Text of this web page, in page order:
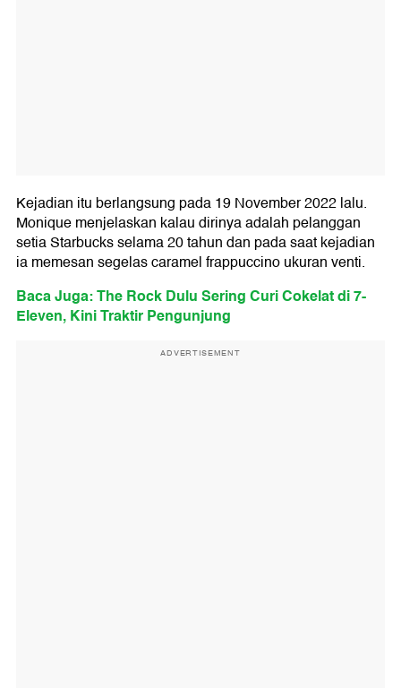
Kejadian itu berlangsung pada 19 November 2022 lalu.
Monique menjelaskan kalau dirinya adalah pelanggan
setia Starbucks selama 20 tahun dan pada saat kejadian
ia memesan segelas caramel frappuccino ukuran venti.
Baca Juga: The Rock Dulu Sering Curi Cokelat di 7-
Eleven, Kini Traktir Pengunjung
ADVERTISEMENT